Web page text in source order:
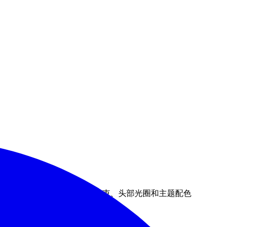
背景和布局, 只负责动画光束、头部光圈和主题配色